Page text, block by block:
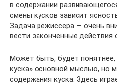
в содержании
смены кусков зави­сит
Задача режиссера — очень
вести законченные действия
Может быть, будет понятнее,
куска» основной мыслью, но
содержания куска. Здесь